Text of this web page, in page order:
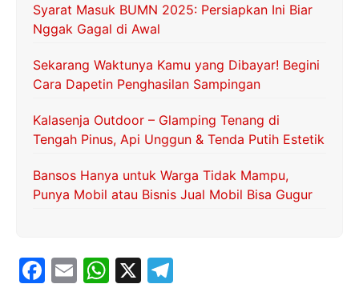
Syarat Masuk BUMN 2025: Persiapkan Ini Biar
Nggak Gagal di Awal
Sekarang Waktunya Kamu yang Dibayar! Begini
Cara Dapetin Penghasilan Sampingan
Kalasenja Outdoor – Glamping Tenang di
Tengah Pinus, Api Unggun & Tenda Putih Estetik
Bansos Hanya untuk Warga Tidak Mampu,
Punya Mobil atau Bisnis Jual Mobil Bisa Gugur
F
E
W X